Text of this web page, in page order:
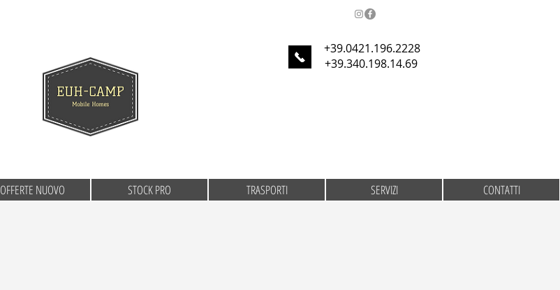
+39.0421.196.2228
+39.340.198.14.69
OFFERTE NUOVO STOCK PRO TRASPORTI SERVIZI CONTATTI